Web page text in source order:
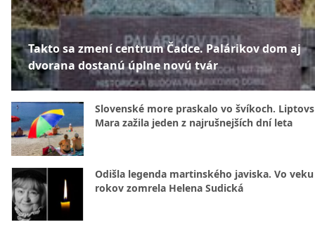
Takto sa zmení centrum Čadce. Palárikov dom aj
dvorana dostanú úplne novú tvár
Slovenské more praskalo vo švíkoch.
Mara zažila jeden z najrušnejších dní leta
Odišla legenda martinského javiska. Vo veku
rokov zomrela Helena Sudická